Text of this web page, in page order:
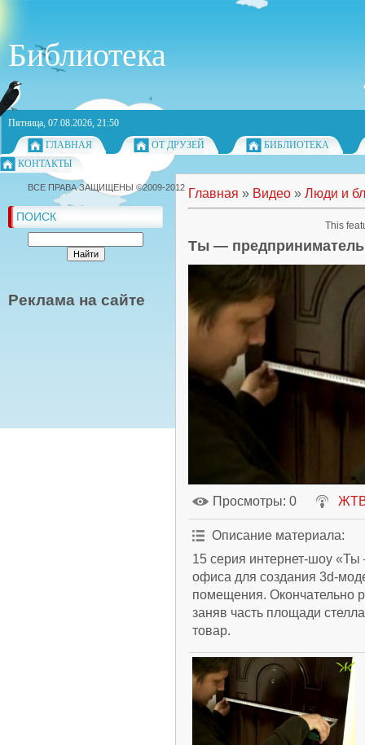
Библиотека
Пятница, 07.08.2026, 21:50
ГЛАВНАЯ
ОТ ДРУЗЕЙ
БИБЛИОТЕКА
КОНТАКТЫ
ПОИСК
Реклама на сайте
Главная » Видео » Люди и
Ты —
Просмотры: 0
Описание материала:
15 серия интернет-шоу
офиса для создания 3d-
помещения. Окончательно
заняв часть площади
товар.
ВСЕ ПРАВА ЗАЩИЩЕНЫ ©2009-2012
This